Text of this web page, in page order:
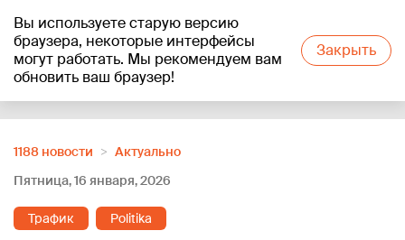
Вы используете старую версию
браузера, некоторые интерфейсы
могут работать. Мы рекомендуем вам
обновить ваш браузер!
Закрыть
+20°C
1188 новости
Актуально
Пятница, 16 января, 2026
Трафик Politika